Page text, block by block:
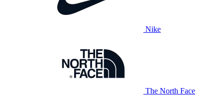
Nike
The North Face